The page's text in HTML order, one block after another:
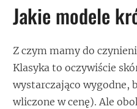
Jakie modele
Z czym mamy do
Klasyka to oczywiście
wystarczająco wygodne,
wliczone w cenę). Ale